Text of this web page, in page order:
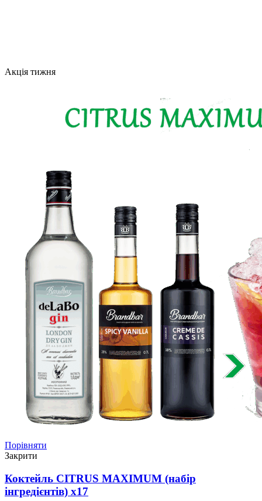
Акція тижня
Порівняти
Закрити
Коктейль CITRUS MAXIMUM (набір
інгредієнтів) х17